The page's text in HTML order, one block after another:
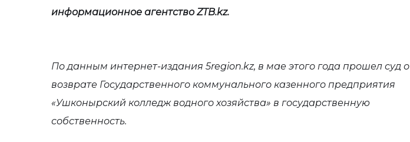
информационное агентствоZTB.kz.
По данным интернет-издания 5region.kz, в мае этого года прошел суд о
возврате Государственного коммунального казенного предприятия
«Ушконырский колледж водного хозяйства» в государственную
собственность.